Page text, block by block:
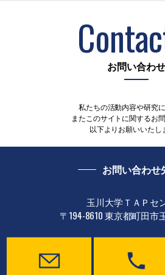
お問い合わせ
私たちの活動内容や研究に
またこのサイトに関するお
以下よりお願いいたし
お問い合わせ
玉川大学ＴＡＰセ
〒194-8610 東京都町田市